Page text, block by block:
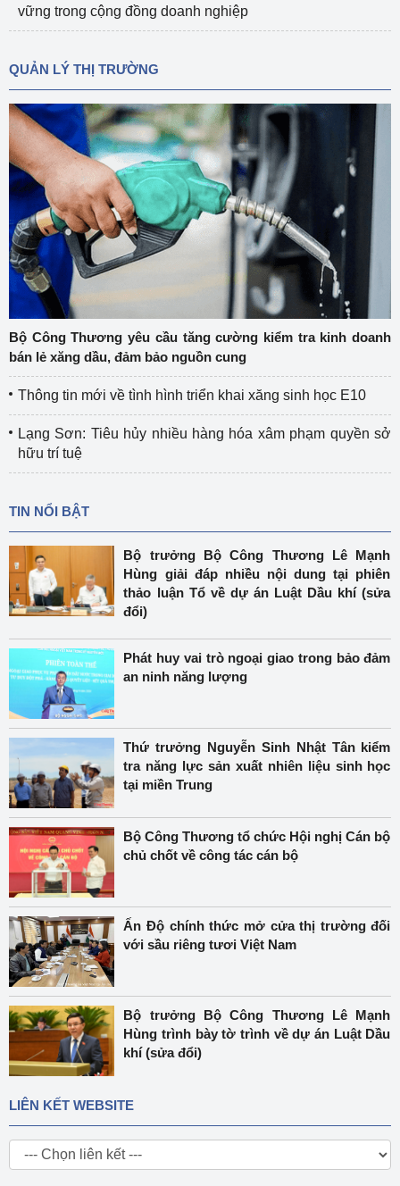
vững trong cộng đồng doanh nghiệp
QUẢN LÝ THỊ TRƯỜNG
Bộ Công Thương yêu cầu tăng cường kiểm tra kinh doanh
bán lẻ xăng dầu, đảm bảo nguồn cung
Thông tin mới về tình hình triển khai xăng sinh học E10
Lạng Sơn: Tiêu hủy nhiều hàng hóa xâm phạm quyền sở
hữu trí tuệ
TIN NỔI BẬT
Bộ trưởng Bộ Công Thương Lê Mạnh
Hùng giải đáp nhiều nội dung tại phiên
thảo luận Tổ về dự án Luật Dầu khí (sửa
đổi)
Phát huy vai trò ngoại giao trong bảo đảm
an ninh năng lượng
Thứ trưởng Nguyễn Sinh Nhật Tân kiểm
tra năng lực sản xuất nhiên liệu sinh học
tại miền Trung
Bộ Công Thương tổ chức Hội nghị Cán bộ
chủ chốt về công tác cán bộ
Ấn Độ chính thức mở cửa thị trường đối
với sầu riêng tươi Việt Nam
Bộ trưởng Bộ Công Thương Lê Mạnh
Hùng trình bày tờ trình về dự án Luật Dầu
khí (sửa đổi)
LIÊN KẾT WEBSITE